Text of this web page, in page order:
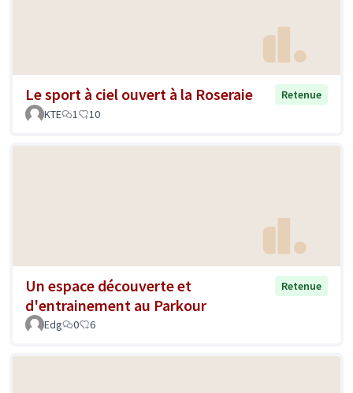
Le sport à ciel ouvert à la Roseraie
Retenue
KTE
1 10
Un espace découverte et
d'entrainement au Parkour
Retenue
Edg 0 6